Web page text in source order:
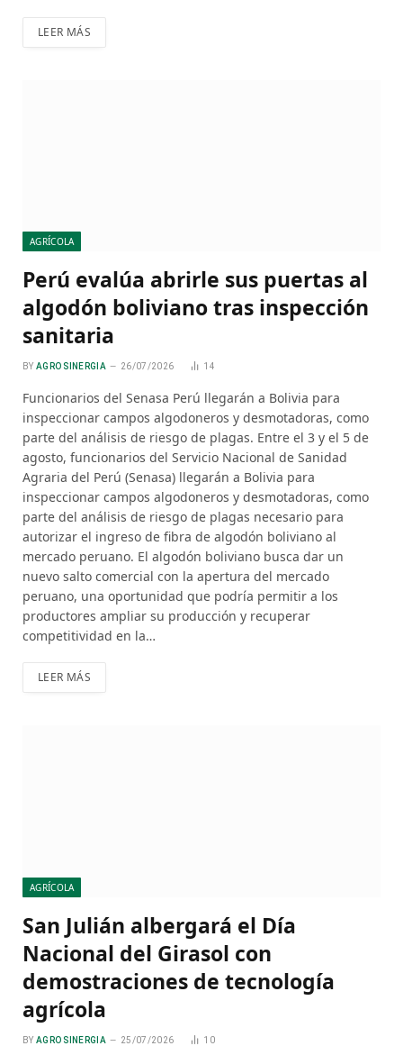
LEER MÁS
AGRÍCOLA
Perú evalúa abrirle sus puertas al
algodón boliviano tras inspección
sanitaria
BY AGRO SINERGIA 26/07/2026 14
Funcionarios del Senasa Perú llegarán a Bolivia para
inspeccionar campos algodoneros y desmotadoras, como
parte del análisis de riesgo de plagas. Entre el 3 y el 5 de
agosto, funcionarios del Servicio Nacional de Sanidad
Agraria del Perú (Senasa) llegarán a Bolivia para
inspeccionar campos algodoneros y desmotadoras, como
parte del análisis de riesgo de plagas necesario para
autorizar el ingreso de fibra de algodón boliviano al
mercado peruano. El algodón boliviano busca dar un
nuevo salto comercial con la apertura del mercado
peruano, una oportunidad que podría permitir a los
productores ampliar su producción y recuperar
competitividad en la…
LEER MÁS
AGRÍCOLA
San Julián albergará el Día
Nacional del Girasol con
demostraciones de tecnología
agrícola
BY AGRO SINERGIA 25/07/2026 10